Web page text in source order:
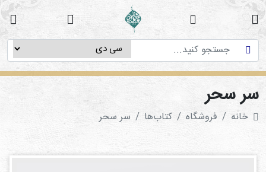
دوره
های
آموزشی
پژوهش
های
رشته
سر سحر
خانه فروشگاه کتاب‌ها‌ سر سحر